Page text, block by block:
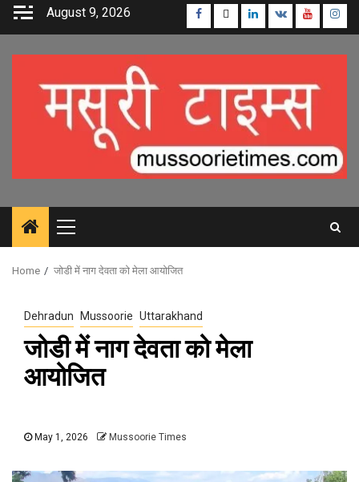
Skip
August 9, 2026 Facebook
TwitterLinkedin
VK Youtube
Primary
Menu
Home जोडी में नाग देवता को मेला आयोजित
Dehradun Mussoorie Uttarakhand
जोडी में नाग देवता को मेला
आयोजित
May 1, 2026 Mussoorie Times